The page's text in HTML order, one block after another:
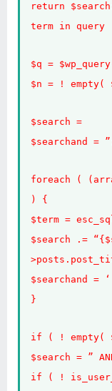
return
term in query
$q =
$n = ! empty(
$search =
$searchand =
foreach (
) {
$term =
$search .=
$searchand = ‘
}
if ( ! empty(
$search = ”
if ( !